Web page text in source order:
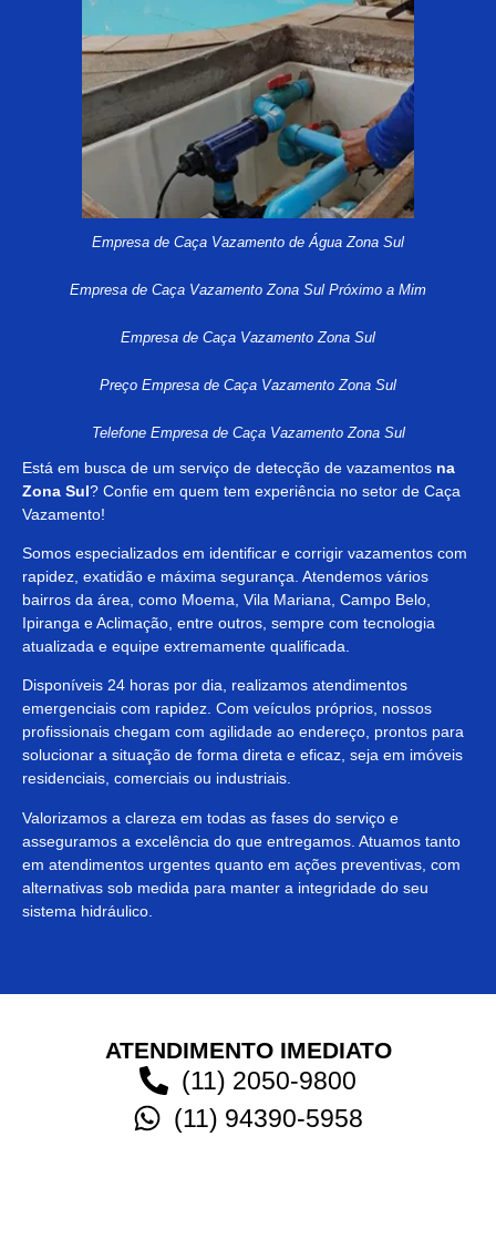
Empresa de Caça Vazamento de Água Zona Sul
Empresa de Caça Vazamento Zona Sul Próximo a Mim
Empresa de Caça Vazamento Zona Sul
Preço Empresa de Caça Vazamento Zona Sul
Telefone Empresa de Caça Vazamento Zona Sul
Está em busca de um serviço de detecção de vazamentos na
Zona Sul? Confie em quem tem experiência no setor de Caça
Vazamento!
Somos especializados em identificar e corrigir vazamentos com
rapidez, exatidão e máxima segurança. Atendemos vários
bairros da área, como Moema, Vila Mariana, Campo Belo,
Ipiranga e Aclimação, entre outros, sempre com tecnologia
atualizada e equipe extremamente qualificada.
Disponíveis 24 horas por dia, realizamos atendimentos
emergenciais com rapidez. Com veículos próprios, nossos
profissionais chegam com agilidade ao endereço, prontos para
solucionar a situação de forma direta e eficaz, seja em imóveis
residenciais, comerciais ou industriais.
Valorizamos a clareza em todas as fases do serviço e
asseguramos a excelência do que entregamos. Atuamos tanto
em atendimentos urgentes quanto em ações preventivas, com
alternativas sob medida para manter a integridade do seu
sistema hidráulico.
ATENDIMENTO IMEDIATO
(11) 2050-9800
(11) 94390-5958